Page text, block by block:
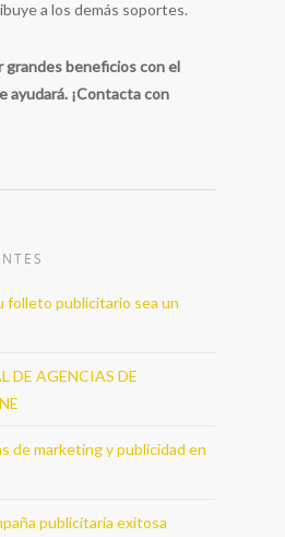
a los demás soportes.
grandes beneficios con el
ayudará. ¡Contacta con
folleto publicitario sea un
DE AGENCIAS DE
de marketing y publicidad en
publicitaria exitosa